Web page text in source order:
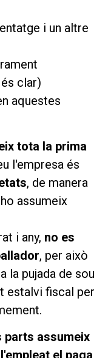
i un altre
clar)
aquestes
tota la prima
l'empresa és
, de manera
assumeix
i any, no es
, per això
la pujada de sou
estalvi fiscal per
parts assumeix
el paga